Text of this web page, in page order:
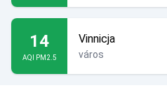
14
AQI PM2.5
Vinnicja
város